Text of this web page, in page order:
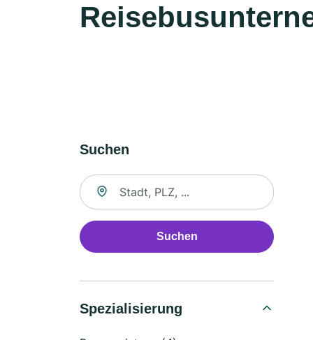
Suchen
Suche nach Ort
Suchen
Spezialisierung